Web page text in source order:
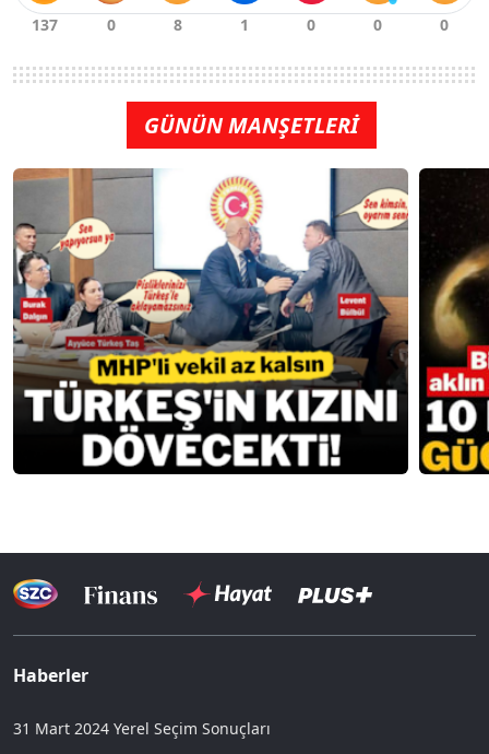
GÜNÜN MANŞETLERİ
Haberler
31 Mart 2024 Yerel Seçim Sonuçları